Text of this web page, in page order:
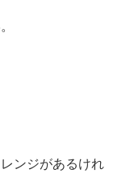
ンジがあるけれ